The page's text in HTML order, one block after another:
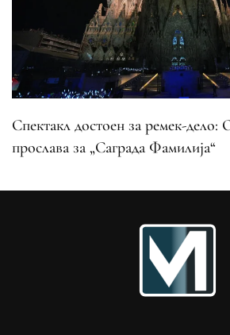
Спектакл достоен за ремек-дело:
прослава за „Саграда Фамилија“